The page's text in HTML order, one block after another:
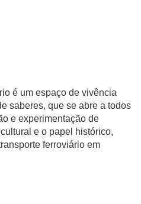
é um espaço de vivência
saberes, que se abre a todos
e experimentação de
e o papel histórico,
ferroviário em